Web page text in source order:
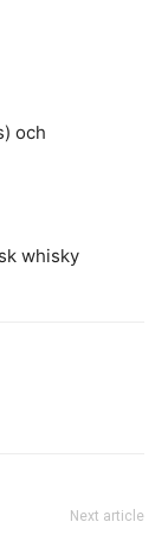
och
whisky
Next article